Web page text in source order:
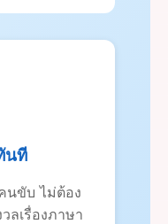
นที
นขับ ไม่ต้อง
ลเรื่องภาษา